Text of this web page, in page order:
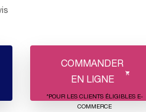
COMMANDER
EN LIGNE
*POUR LES CLIENTS ÉLIGIBLES E-
COMMERCE